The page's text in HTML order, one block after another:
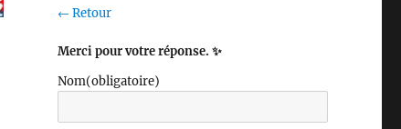
← Retour
Merci pour votre réponse. ✨
Nom(obligatoire)